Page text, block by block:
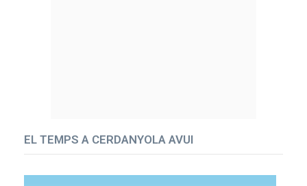
EL TEMPS A CERDANYOLA AVUI